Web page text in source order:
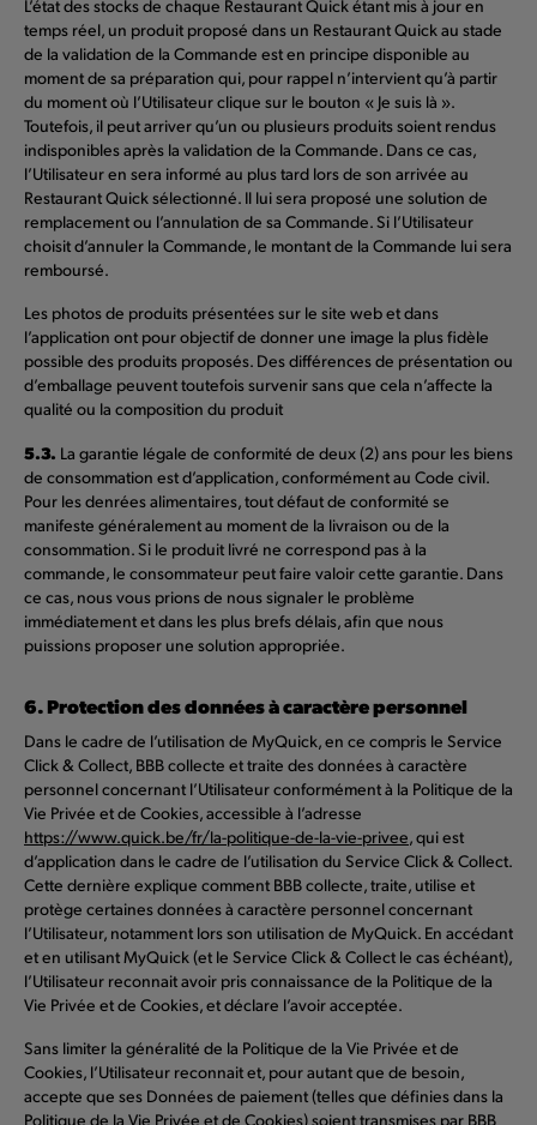
L’état des stocks de chaque Restaurant Quick étant mis à jour en
temps réel, un produit proposé dans un Restaurant Quick au stade
de la validation de la Commande est en principe disponible au
moment de sa préparation qui, pour rappel n’intervient qu’à partir
du moment où l’Utilisateur clique sur le bouton « Je suis là ».
Toutefois, il peut arriver qu’un ou plusieurs produits soient rendus
indisponibles après la validation de la Commande. Dans ce cas,
l’Utilisateur en sera informé au plus tard lors de son arrivée au
Restaurant Quick sélectionné. Il lui sera proposé une solution de
remplacement ou l’annulation de sa Commande. Si l’Utilisateur
choisit d’annuler la Commande, le montant de la Commande lui sera
remboursé.
Les photos de produits présentées sur le site web et dans
l’application ont pour objectif de donner une image la plus fidèle
possible des produits proposés. Des différences de présentation ou
d’emballage peuvent toutefois survenir sans que cela n’affecte la
qualité ou la composition du produit
5.3. La garantie légale de conformité de deux (2) ans pour les biens
de consommation est d’application, conformément au Code civil.
Pour les denrées alimentaires, tout défaut de conformité se
manifeste généralement au moment de la livraison ou de la
consommation. Si le produit livré ne correspond pas à la
commande, le consommateur peut faire valoir cette garantie. Dans
ce cas, nous vous prions de nous signaler le problème
immédiatement et dans les plus brefs délais, afin que nous
puissions proposer une solution appropriée.
6. Protection des données à caractère personnel
Dans le cadre de l’utilisation de MyQuick, en ce compris le Service
Click & Collect, BBB collecte et traite des données à caractère
personnel concernant l’Utilisateur conformément à la Politique de la
Vie Privée et de Cookies, accessible à l’adresse
https://www.quick.be/fr/la-politique-de-la-vie-privee, qui est
d’application dans le cadre de l’utilisation du Service Click & Collect.
Cette dernière explique comment BBB collecte, traite, utilise et
protège certaines données à caractère personnel concernant
l’Utilisateur, notamment lors son utilisation de MyQuick. En accédant
et en utilisant MyQuick (et le Service Click & Collect le cas échéant),
l’Utilisateur reconnait avoir pris connaissance de la Politique de la
Vie Privée et de Cookies, et déclare l’avoir acceptée.
Sans limiter la généralité de la Politique de la Vie Privée et de
Cookies, l’Utilisateur reconnait et, pour autant que de besoin,
accepte que ses Données de paiement (telles que définies dans la
Politique de la Vie Privée et de Cookies) soient transmises par BBB